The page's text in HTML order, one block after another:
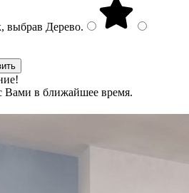
выбрав Дерево.
Вами в ближайшее время.